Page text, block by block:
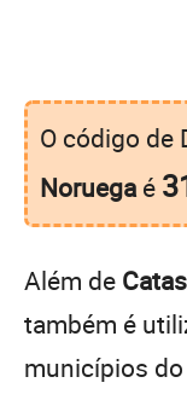
O código de
Noruega é
Além de
também é
municípios